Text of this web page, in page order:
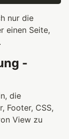
nur die
einen Seite,
-
die
Footer, CSS,
View zu